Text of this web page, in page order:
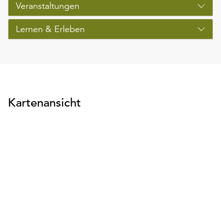
Veranstaltungen
Lernen & Erleben
Kartenansicht